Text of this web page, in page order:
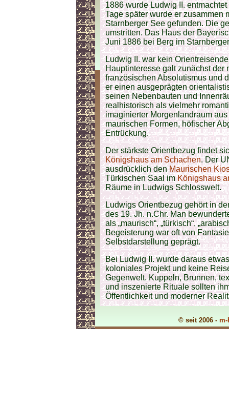
1886 wurde Ludwig II.
Tage später wurde er zusammen
Starnberger See gefunden. Die
umstritten. Das Haus der
Juni 1886 bei Berg im
Ludwig II. war kein
Hauptinteresse galt zunächst der
französischen Absolutismus und
er einen ausgeprägten
seinen Nebenbauten und
realhistorisch als vielmehr
imaginierter Morgenlandraum
maurischen Formen, höfischer
Entrückung.
Der stärkste Orientbezug findet
Königshaus am Schachen. Der
ausdrücklich denMaurischen
Türkischen Saal imKönigshaus
Räume in Ludwigs Schlosswelt.
Ludwigs Orientbezug gehört in
des 19. Jh. n.Chr. Man
als „maurisch“, „türkisch“,
Begeisterung war oft von
Selbstdarstellung geprägt.
Bei Ludwig II. wurde daraus
koloniales Projekt und keine
Gegenwelt. Kuppeln, Brunnen,
und inszenierte Rituale sollten
Öffentlichkeit und moderner
© seit 2006 - m-